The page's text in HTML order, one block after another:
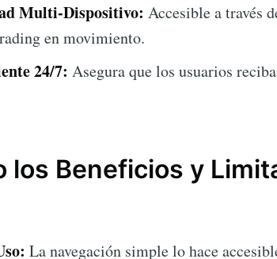
Multi-Dispositivo: Accesible a través
en movimiento.
24/7: Asegura que los usuarios
los Beneficios y
La navegación simple lo hace